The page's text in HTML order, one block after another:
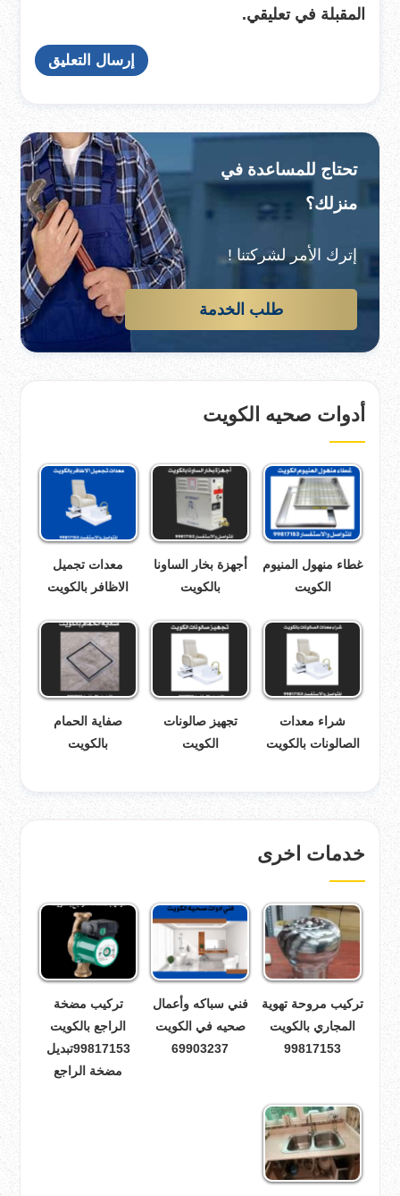
المقبلة في تعليقي.
تحتاج للمساعدة في
منزلك؟
إترك الأمر لشركتنا !
طلب الخدمة
أدوات صحيه الكويت
غطاء منهول المنيوم
الكويت
أجهزة بخار الساونا
بالكويت
معدات تجميل
الاظافر بالكويت
شراء معدات
الصالونات بالكويت
تجهيز صالونات
الكويت
صفاية الحمام
بالكويت
خدمات اخرى
تركيب مروحة تهوية
المجاري بالكويت
99817153
فني سباكه وأعمال
صحيه في الكويت
69903237
تركيب مضخة
الراجع بالكويت
99817153تبديل
مضخة الراجع